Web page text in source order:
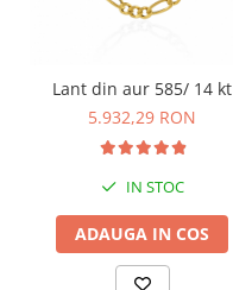
Lant din aur 585/ 14 kt
5.932,29 RON
IN STOC
ADAUGA IN COS